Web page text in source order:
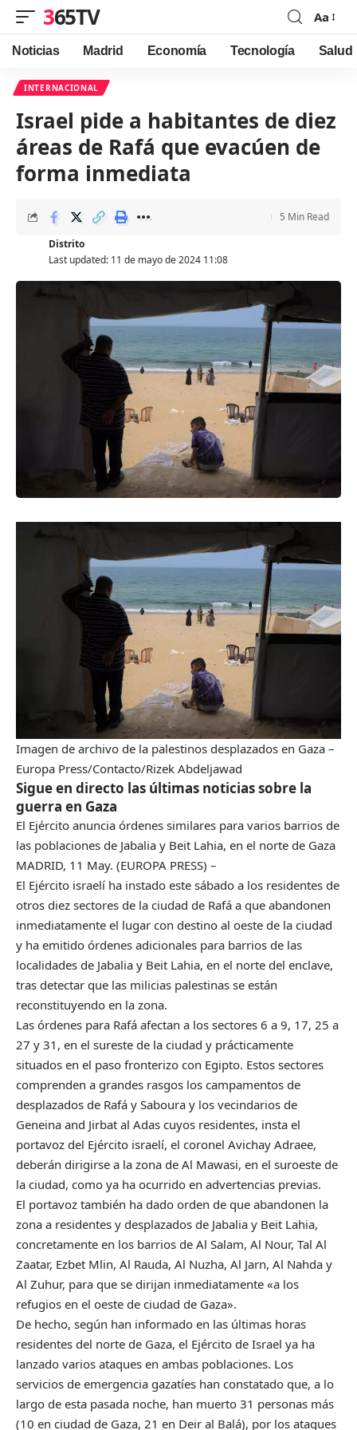
365TV
Font
Resizer
Aa
Noticias Madrid Economía Tecnología Salud
INTERNACIONAL
Israel pide a habitantes de diez
áreas de Rafá que evacúen de
forma inmediata
Last updated: 11 de mayo de 2024 11:08
Distrito
5 Min Read
Imagen de archivo de la palestinos desplazados en Gaza –
Europa Press/Contacto/Rizek Abdeljawad
Sigue en directo las últimas noticias sobre la
guerra en Gaza
El Ejército anuncia órdenes similares para varios barrios de
las poblaciones de Jabalia y Beit Lahia, en el norte de Gaza
MADRID, 11 May. (EUROPA PRESS) –
El Ejército israelí ha instado este sábado a los residentes de
otros diez sectores de la ciudad de Rafá a que abandonen
inmediatamente el lugar con destino al oeste de la ciudad
y ha emitido órdenes adicionales para barrios de las
localidades de Jabalia y Beit Lahia, en el norte del enclave,
tras detectar que las milicias palestinas se están
reconstituyendo en la zona.
Las órdenes para Rafá afectan a los sectores 6 a 9, 17, 25 a
27 y 31, en el sureste de la ciudad y prácticamente
situados en el paso fronterizo con Egipto. Estos sectores
comprenden a grandes rasgos los campamentos de
desplazados de Rafá y Saboura y los vecindarios de
Geneina and Jirbat al Adas cuyos residentes, insta el
portavoz del Ejército israelí, el coronel Avichay Adraee,
deberán dirigirse a la zona de Al Mawasi, en el suroeste de
la ciudad, como ya ha ocurrido en advertencias previas.
El portavoz también ha dado orden de que abandonen la
zona a residentes y desplazados de Jabalia y Beit Lahia,
concretamente en los barrios de Al Salam, Al Nour, Tal Al
Zaatar, Ezbet Mlin, Al Rauda, Al Nuzha, Al Jarn, Al Nahda y
Al Zuhur, para que se dirijan inmediatamente «a los
refugios en el oeste de ciudad de Gaza».
De hecho, según han informado en las últimas horas
residentes del norte de Gaza, el Ejército de Israel ya ha
lanzado varios ataques en ambas poblaciones. Los
servicios de emergencia gazatíes han constatado que, a lo
largo de esta pasada noche, han muerto 31 personas más
(10 en ciudad de Gaza, 21 en Deir al Balá), por los ataques